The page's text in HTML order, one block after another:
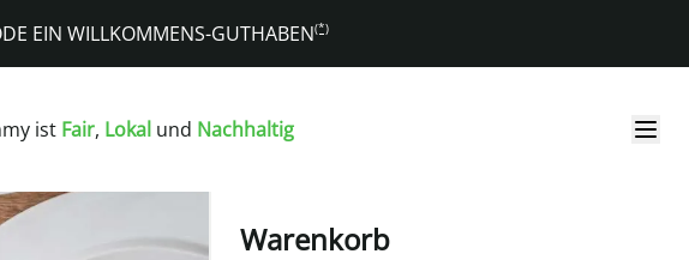
EIN WILLKOMMENS-GUTHABEN(*)
ist Fair, Lokal und Nachhaltig
Warenkorb